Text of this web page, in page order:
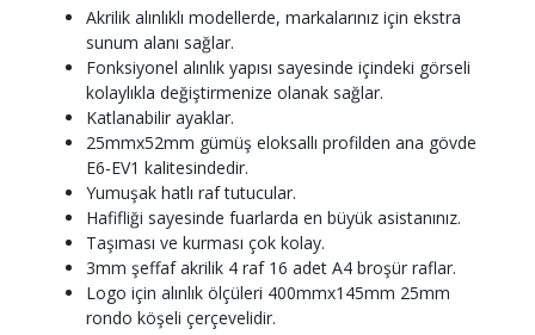
Akrilik alınlıklı modellerde, markalarınız için ekstra
sunum alanı sağlar.
Fonksiyonel alınlık yapısı sayesinde içindeki görseli
kolaylıkla değiştirmenize olanak sağlar.
Katlanabilir ayaklar.
25mmx52mm gümüş eloksallı profilden ana gövde
E6-EV1 kalitesindedir.
Yumuşak hatlı raf tutucular.
Hafifliği sayesinde fuarlarda en büyük asistanınız.
Taşıması ve kurması çok kolay.
3mm şeffaf akrilik 4 raf 16 adet A4 broşür raflar.
Logo için alınlık ölçüleri 400mmx145mm 25mm
rondo köşeli çerçevelidir.